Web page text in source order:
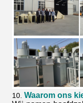
10. Waarom ons